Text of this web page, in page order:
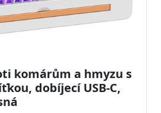
komárům a hmyzu s
dobíjecí USB-C,